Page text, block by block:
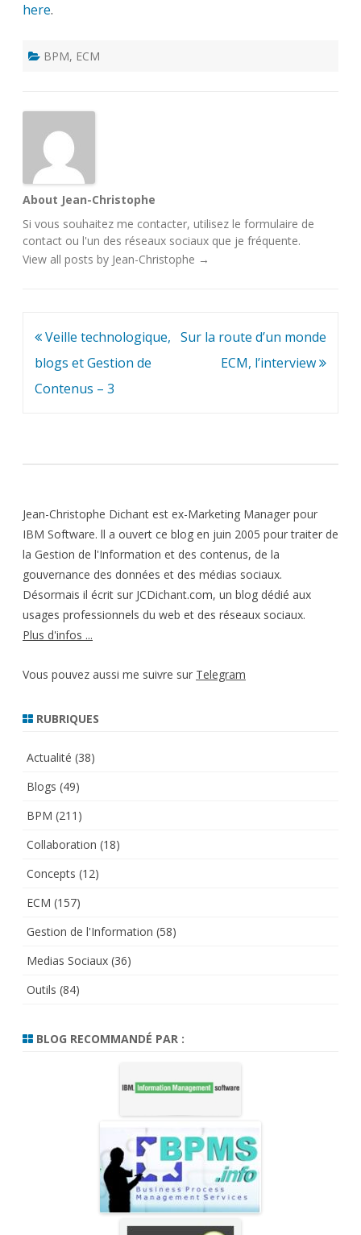
here.
BPM, ECM
About Jean-Christophe
Si vous souhaitez me contacter, utilisez le formulaire de
contact ou l'un des réseaux sociaux que je fréquente.
View all posts by Jean-Christophe →
Navigation
de
l’article
Veille technologique,
blogs et Gestion de
Contenus – 3
Sur la route d’un monde
ECM, l’interview
Jean-Christophe Dichant est ex-Marketing Manager pour
IBM Software. ll a ouvert ce blog en juin 2005 pour traiter de
la Gestion de l'Information et des contenus, de la
gouvernance des données et des médias sociaux.
Désormais il écrit sur JCDichant.com, un blog dédié aux
usages professionnels du web et des réseaux sociaux.
Plus d'infos ...
Vous pouvez aussi me suivre sur Telegram
RUBRIQUES
Actualité (38)
Blogs (49)
BPM (211)
Collaboration (18)
Concepts (12)
ECM (157)
Gestion de l'Information (58)
Medias Sociaux (36)
Outils (84)
BLOG RECOMMANDÉ PAR :